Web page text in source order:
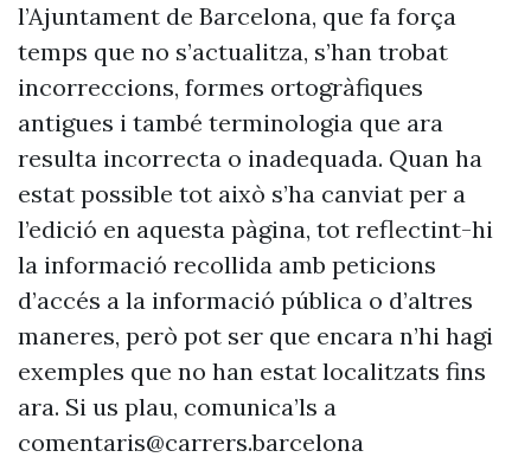
l’Ajuntament de Barcelona, que fa força
temps que no s’actualitza, s’han trobat
incorreccions, formes ortogràfiques
antigues i també terminologia que ara
resulta incorrecta o inadequada. Quan ha
estat possible tot això s’ha canviat per a
l’edició en aquesta pàgina, tot reflectint-hi
la informació recollida amb peticions
d’accés a la informació pública o d’altres
maneres, però pot ser que encara n’hi hagi
exemples que no han estat localitzats fins
ara. Si us plau, comunica’ls a
comentaris@carrers.barcelona